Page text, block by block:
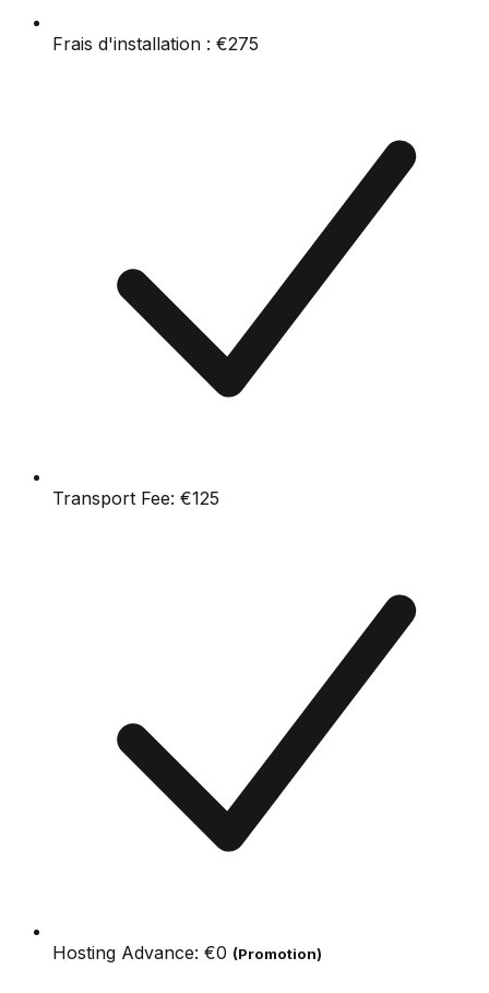
Frais d'installation : €275
Transport Fee: €125
Hosting Advance: €0 (Promotion)